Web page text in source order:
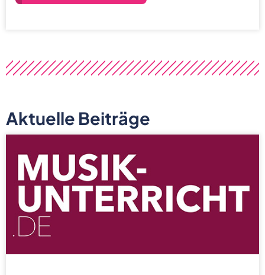
Aktuelle Beiträge